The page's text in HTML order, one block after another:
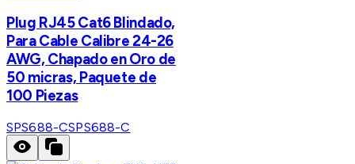
Plug RJ45 Cat6 Blindado,
Para Cable Calibre 24-26
AWG, Chapado en Oro de
50 micras, Paquete de
100 Piezas
SPS688-CSPS688-C